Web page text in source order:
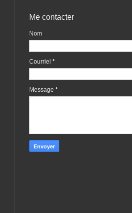
Me contacter
Nom
Courriel *
Message *